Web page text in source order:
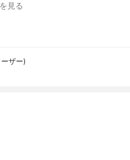
見る
ザー)